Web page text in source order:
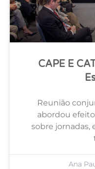
CAPE E
Reunião
abordou
sobre jornadas,
Ana